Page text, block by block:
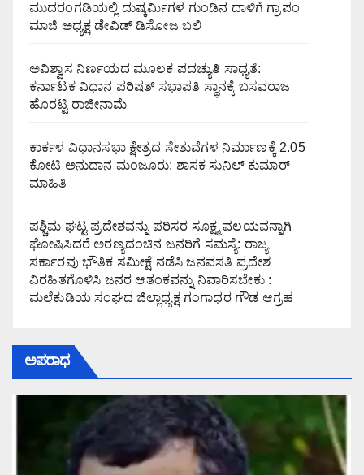
ಮುದರಂಗಡಿಯಲ್ಲಿ ದುಷ್ಕರ್ಮಿಗಳ ಗುಂಡಿನ ದಾಳಿಗೆ ಗ್ರಾಪಂ
ಮಾಜಿ ಅಧ್ಯಕ್ಷ ಡೇವಿಡ್ ಡಿಸೋಜ ಬಲಿ
ಅವಿಶ್ವಾಸ ನಿರ್ಣಯದ ಮೂಲಕ ಪದಚ್ಯುತಿ ಸಾಧ್ಯತೆ:
ಕರ್ನಾಟಕ ವಿಧಾನ ಪರಿಷತ್ ಸಭಾಪತಿ ಸ್ಥಾನಕ್ಕೆ ಬಸವರಾಜ
ಹೊರಟ್ಟಿ ರಾಜೀನಾಮೆ
ಕಾರ್ಕಳ ವಿಧಾನಸಭಾ ಕ್ಷೇತ್ರದ ಸೇತುವೆಗಳ ನಿರ್ಮಾಣಕ್ಕೆ 2.05
ಕೋಟಿ ಅನುದಾನ ಮಂಜೂರು: ಶಾಸಕ ಸುನಿಲ್ ಕುಮಾರ್
ಮಾಹಿತಿ
ಪಶ್ಚಿಮ ಘಟ್ಟ ಪ್ರದೇಶವನ್ನು ಪರಿಸರ ಸೂಕ್ಷ್ಮ ವಲಯವನ್ನಾಗಿ
ಘೋಷಿಸಿದರೆ ಅರಣ್ಯದಂಚಿನ ಜನರಿಗೆ ಸಮಸ್ಯೆ: ರಾಜ್ಯ
ಸರ್ಕಾರವು ಭೌತಿಕ ಸಮೀಕ್ಷೆ ನಡೆಸಿ ಜನವಸತಿ ಪ್ರದೇಶ
ವಿರಹಿತಗೊಳಿಸಿ ಜನರ ಆತಂಕವನ್ನು ನಿವಾರಿಸಬೇಕು :
ಮಲೆಕುಡಿಯ ಸಂಘದ ಜಿಲ್ಲಾಧ್ಯಕ್ಷ ಗಂಗಾಧರ ಗೌಡ ಆಗ್ರಹ
ಅಪರಾಧ